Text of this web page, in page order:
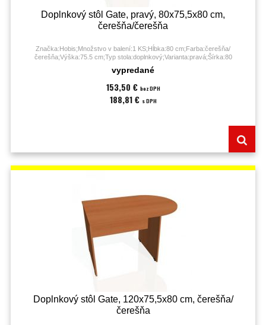
Doplnkový stôl Gate, pravý, 80x75,5x80 cm,
čerešňa/čerešňa
Značka:Hobis;Množstvo v balení:1 KS;Hĺbka:80 cm;Farba:čerešňa/
čerešňa;Výška:75.5 cm;Typ stola:doplnkový;Varianta:pravá;Šírka:80
cm;Záruka:60 mesiacov;
vypredané
153,50 € bez DPH
188,81 € s DPH
Doplnkový stôl Gate, 120x75,5x80 cm, čerešňa/
čerešňa